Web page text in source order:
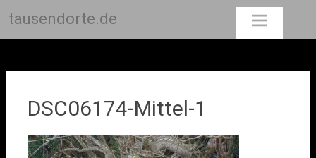
tausendorte.de
DSC06174-Mittel-1